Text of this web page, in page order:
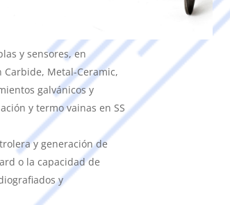
y sensores, en
Metal-Ceramic,
galvánicos y
y termo vainas en SS
y generación de
o la capacidad de
y